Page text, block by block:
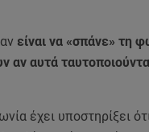
είναι να «σπάνε» τη
αν αυτά
έχει υποστηρίξει